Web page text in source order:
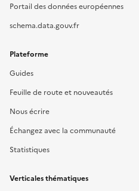
Portail des données européennes
schema.data.gouv.fr
Plateforme
Guides
Feuille de route et nouveautés
Nous écrire
Échangez avec la communauté
Statistiques
Verticales thématiques